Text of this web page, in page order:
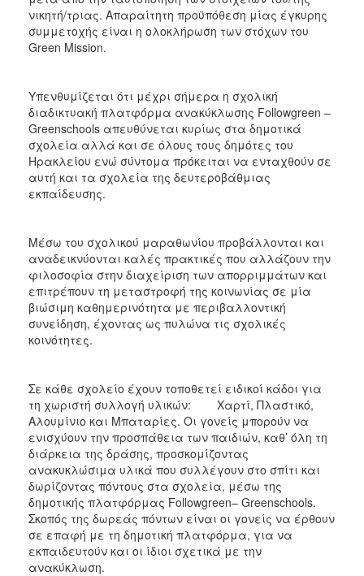
νικητή/τριας. Απαραίτητη προϋπόθεση μίας έγκυρης
συμμετοχής είναι η ολοκλήρωση των στόχων του
Green Mission.
Υπενθυμίζεται ότι μέχρι σήμερα η σχολική
διαδικτυακή πλατφόρμα ανακύκλωσης Followgreen –
Greenschools απευθύνεται κυρίως στα δημοτικά
σχολεία αλλά και σε όλους τους δημότες του
Ηρακλείου ενώ σύντομα πρόκειται να ενταχθούν σε
αυτή και τα σχολεία της δευτεροβάθμιας
εκπαίδευσης.
Μέσω του σχολικού μαραθωνίου προβάλλονται και
αναδεικνύονται καλές πρακτικές που αλλάζουν την
φιλοσοφία στην διαχείριση των απορριμμάτων και
επιτρέπουν τη μεταστροφή της κοινωνίας σε μία
βιώσιμη καθημερινότητα με περιβαλλοντική
συνείδηση, έχοντας ως πυλώνα τις σχολικές
κοινότητες.
Σε κάθε σχολείο έχουν τοποθετεί ειδικοί κάδοι για
τη χωριστή συλλογή υλικών: Χαρτί, Πλαστικό,
Αλουμίνιο και Μπαταρίες. Οι γονείς μπορούν να
ενισχύουν την προσπάθεια των παιδιών, καθ’ όλη τη
διάρκεια της δράσης, προσκομίζοντας
ανακυκλώσιμα υλικά που συλλέγουν στο σπίτι και
δωρίζοντας πόντους στα σχολεία, μέσω της
δημοτικής πλατφόρμας Followgreen– Greenschools.
Σκοπός της δωρεάς πόντων είναι οι γονείς να έρθουν
σε επαφή με τη δημοτική πλατφόρμα, για να
εκπαιδευτούν και οι ίδιοι σχετικά με την
ανακύκλωση.